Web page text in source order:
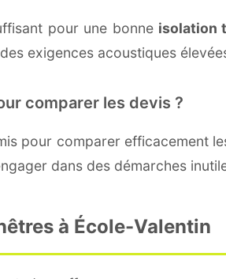
pour une bonne isolation
exigences acoustiques
comparer les devis ?
pour comparer efficacement
dans des démarches
à École-Valentin